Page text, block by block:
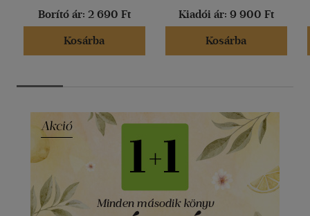
Borító ár: 2 690 Ft
Kosárba
Kiadói ár: 9 900 Ft
Kosárba